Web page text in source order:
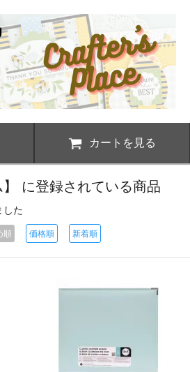
カートを見る
】 に登録されている商品
した
順 価格順 新着順